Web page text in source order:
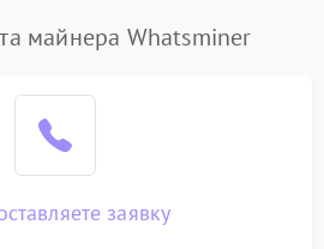
майнера Whatsminer
заявку